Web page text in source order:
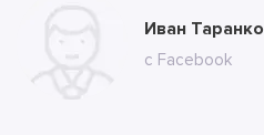
Юлия
с сайта
Иван
с Facebook
Ксения
с сайта
Алла
с сайта
Тимур
с сайта
Андрей
с ВК
Илья
с ВК
Антон
с сайта